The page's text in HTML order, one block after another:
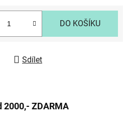
DO KOŠÍKU
Sdílet
2000,- ZDARMA